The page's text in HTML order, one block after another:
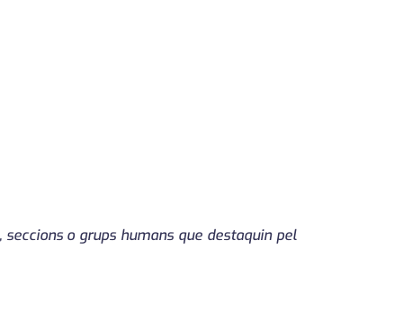
o grups humans que destaquin pel